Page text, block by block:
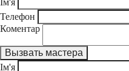
Ім'я
Телефон
Коментар
Ім'я